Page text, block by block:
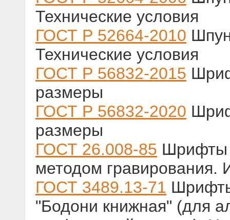
Технические условия
ГОСТ Р 52664-2010
Технические условия
ГОСТ Р 56832-2015
размеры
ГОСТ Р 56832-2020
размеры
ГОСТ 26.008-85 Шрифты
методом гравирования.
ГОСТ 3489.13-71
"Бодони книжная" (для